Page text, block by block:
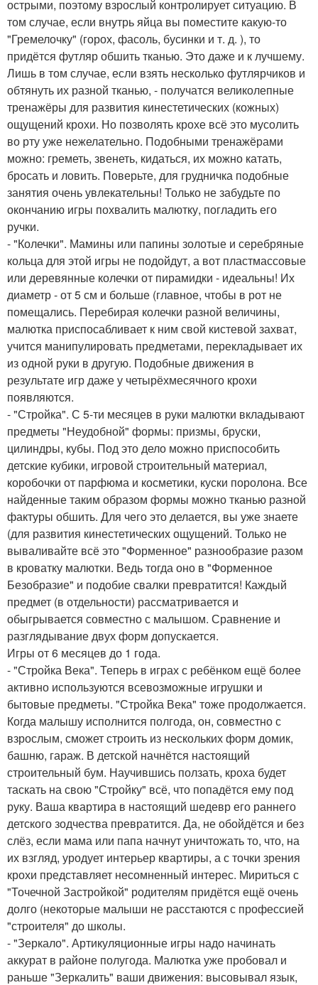
острыми, поэтому взрослый контролирует ситуацию. В
том случае, если внутрь яйца вы поместите какую-то
"Гремелочку" (горох, фасоль, бусинки и т. д. ), то
придётся футляр обшить тканью. Это даже и к лучшему.
Лишь в том случае, если взять несколько футлярчиков и
обтянуть их разной тканью, - получатся великолепные
тренажёры для развития кинестетических (кожных)
ощущений крохи. Но позволять крохе всё это мусолить
во рту уже нежелательно. Подобными тренажёрами
можно: греметь, звенеть, кидаться, их можно катать,
бросать и ловить. Поверьте, для грудничка подобные
занятия очень увлекательны! Только не забудьте по
окончанию игры похвалить малютку, погладить его
ручки.
- "Колечки". Мамины или папины золотые и серебряные
кольца для этой игры не подойдут, а вот пластмассовые
или деревянные колечки от пирамидки - идеальны! Их
диаметр - от 5 см и больше (главное, чтобы в рот не
помещались. Перебирая колечки разной величины,
малютка приспосабливает к ним свой кистевой захват,
учится манипулировать предметами, перекладывает их
из одной руки в другую. Подобные движения в
результате игр даже у четырёхмесячного крохи
появляются.
- "Стройка". С 5-ти месяцев в руки малютки вкладывают
предметы "Неудобной" формы: призмы, бруски,
цилиндры, кубы. Под это дело можно приспособить
детские кубики, игровой строительный материал,
коробочки от парфюма и косметики, куски поролона. Все
найденные таким образом формы можно тканью разной
фактуры обшить. Для чего это делается, вы уже знаете
(для развития кинестетических ощущений. Только не
вываливайте всё это "Форменное" разнообразие разом
в кроватку малютки. Ведь тогда оно в "Форменное
Безобразие" и подобие свалки превратится! Каждый
предмет (в отдельности) рассматривается и
обыгрывается совместно с малышом. Сравнение и
разглядывание двух форм допускается.
Игры от 6 месяцев до 1 года.
- "Стройка Века". Теперь в играх с ребёнком ещё более
активно используются всевозможные игрушки и
бытовые предметы. "Стройка Века" тоже продолжается.
Когда малышу исполнится полгода, он, совместно с
взрослым, сможет строить из нескольких форм домик,
башню, гараж. В детской начнётся настоящий
строительный бум. Научившись ползать, кроха будет
таскать на свою "Стройку" всё, что попадётся ему под
руку. Ваша квартира в настоящий шедевр его раннего
детского зодчества превратится. Да, не обойдётся и без
слёз, если мама или папа начнут уничтожать то, что, на
их взгляд, уродует интерьер квартиры, а с точки зрения
крохи представляет несомненный интерес. Мириться с
"Точечной Застройкой" родителям придётся ещё очень
долго (некоторые малыши не расстаются с профессией
"строителя" до школы.
- "Зеркало". Артикуляционные игры надо начинать
аккурат в районе полугода. Малютка уже пробовал и
раньше "Зеркалить" ваши движения: высовывал язык,